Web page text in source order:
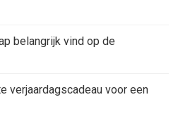
belangrijk vind op de
verjaardagscadeau voor een